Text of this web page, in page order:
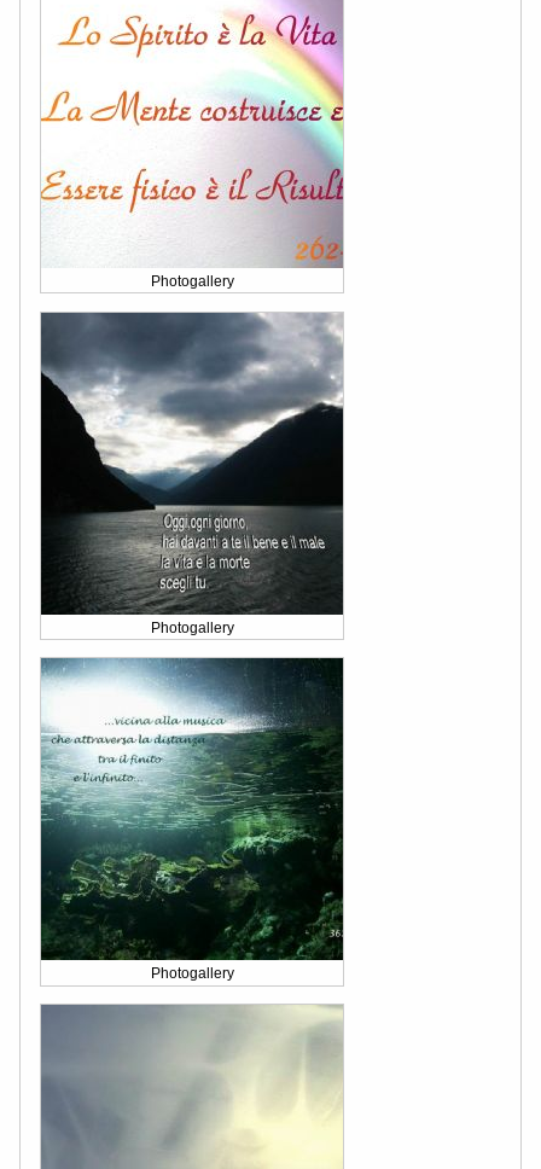
Photogallery
Photogallery
Photogallery